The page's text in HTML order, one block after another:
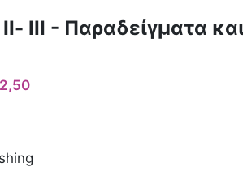
ΙΙΙ - Παραδείγματα